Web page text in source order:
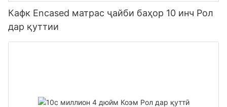
Кафк Encased матрас ҷайби баҳор 10 инч Рол
дар қуттии